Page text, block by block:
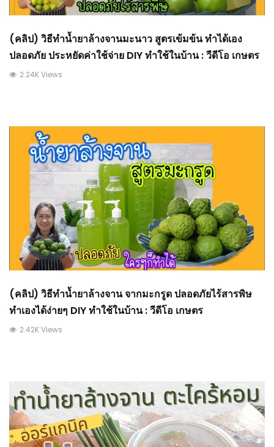
(คลิป) วิธีทำน้ำยาล้างจานมะนาว สูตรเข้มข้น ทำได้เอง
ปลอดภัย ประหยัดค่าใช้จ่าย DIY ทำใช้ในบ้าน : วีดีโอ เกษตร
2.24K Views
(คลิป) วิธีทำน้ำยาล้างจาน จากมะกรูด ปลอดภัยไร้สารพิษ
ทำเองได้ง่ายๆ DIY ทำใช้ในบ้าน : วีดีโอ เกษตร
2.42K Views